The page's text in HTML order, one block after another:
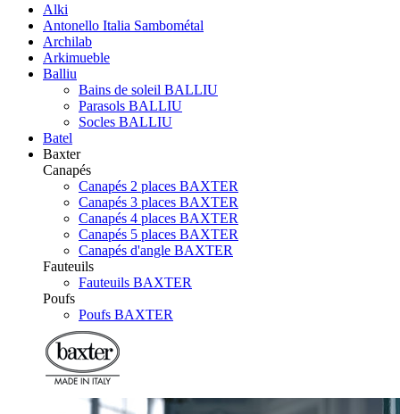
Alki
Antonello Italia Sambométal
Archilab
Arkimueble
Balliu
Bains de soleil BALLIU
Parasols BALLIU
Socles BALLIU
Batel
Baxter
Canapés
Canapés 2 places BAXTER
Canapés 3 places BAXTER
Canapés 4 places BAXTER
Canapés 5 places BAXTER
Canapés d'angle BAXTER
Fauteuils
Fauteuils BAXTER
Poufs
Poufs BAXTER